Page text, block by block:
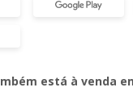
está à venda